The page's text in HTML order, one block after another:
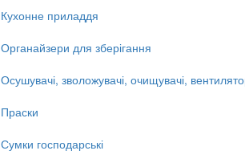
Кухонне приладдя
Органайзери для зберігання
Осушувачі, зволожувачі, очищувачі,
Праски
Сумки господарські